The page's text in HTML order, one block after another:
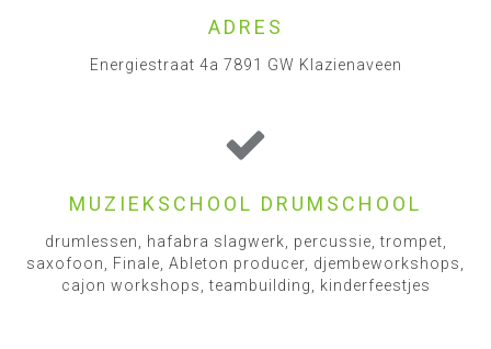
ADRES
Energiestraat 4a 7891 GW Klazienaveen
MUZIEKSCHOOL DRUMSCHOOL
drumlessen, hafabra slagwerk, percussie, trompet,
saxofoon, Finale, Ableton producer, djembeworkshops,
cajon workshops, teambuilding, kinderfeestjes